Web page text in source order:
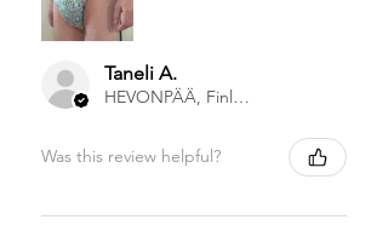
Taneli A.
HEVONPÄÄ, Finland
Was this review helpful?